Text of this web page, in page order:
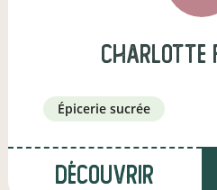
charlotte
épicerie sucrée
Découvrir